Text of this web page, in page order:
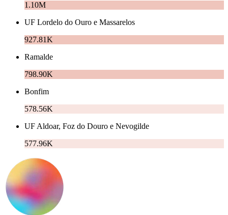
1.10M
UF Lordelo do Ouro e Massarelos
927.81K
Ramalde
798.90K
Bonfim
578.56K
UF Aldoar, Foz do Douro e Nevogilde
577.96K